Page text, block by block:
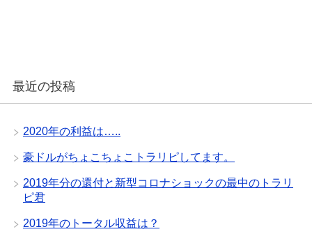
最近の投稿
2020年の利益は…..
豪ドルがちょこちょこトラリピしてます。
2019年分の還付と新型コロナショックの最中のトラリ
ピ君
2019年のトータル収益は？